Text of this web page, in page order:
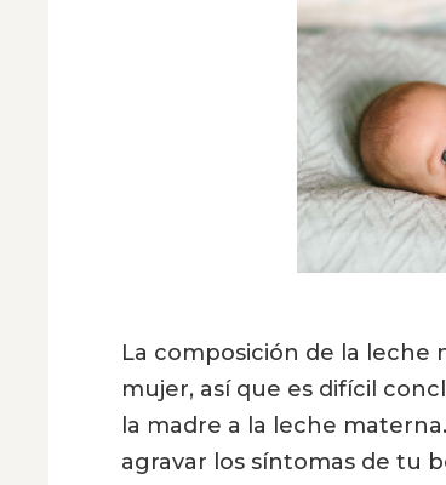
La composición de la
mujer, así que es difícil
la madre a la leche
agravar los síntomas de tu